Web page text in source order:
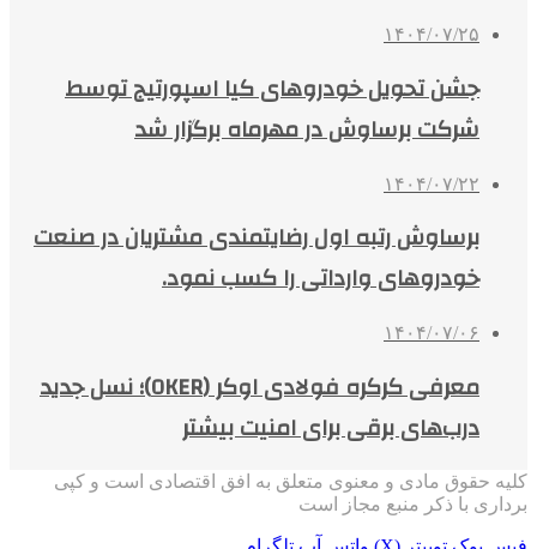
۱۴۰۴/۰۷/۲۵
جشن تحویل خودروهای کیا اسپورتیج توسط
شرکت برساوش در مهرماه برگزار شد
۱۴۰۴/۰۷/۲۲
برساوش رتبه اول رضایتمندی مشتریان در صنعت
خودروهای وارداتی را کسب نمود.
۱۴۰۴/۰۷/۰۶
معرفی کرکره فولادی اوکر (OKER)؛ نسل جدید
درب‌های برقی برای امنیت بیشتر
کلیه حقوق مادی و معنوی متعلق به افق اقتصادی است و کپی
برداری با ذکر منبع مجاز است